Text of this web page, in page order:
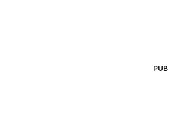
PUB